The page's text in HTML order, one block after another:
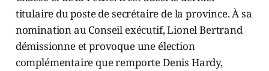
titulaire du poste de secrétaire de la province. À sa
nomination au Conseil exécutif, Lionel Bertrand
démissionne et provoque une élection
complémentaire que remporte Denis Hardy,